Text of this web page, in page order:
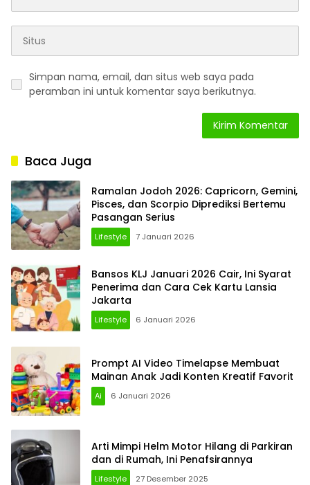
Simpan nama, email, dan situs web saya pada
peramban ini untuk komentar saya berikutnya.
Baca Juga
Ramalan Jodoh 2026: Capricorn, Gemini,
Pisces, dan Scorpio Diprediksi Bertemu
Pasangan Serius
Lifestyle 7 Januari 2026
Bansos KLJ Januari 2026 Cair, Ini Syarat
Penerima dan Cara Cek Kartu Lansia
Jakarta
Lifestyle 6 Januari 2026
Prompt AI Video Timelapse Membuat
Mainan Anak Jadi Konten Kreatif Favorit
Ai 6 Januari 2026
Arti Mimpi Helm Motor Hilang di Parkiran
dan di Rumah, Ini Penafsirannya
Lifestyle 27 Desember 2025